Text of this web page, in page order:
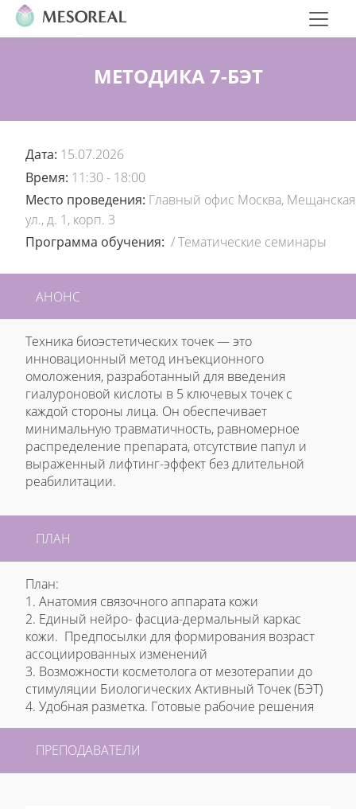
МЕТОДИКА 7-БЭТ
Дата: 15.07.2026
Время: 11:30 - 18:00
Место проведения: Главный офис Москва, Мещанская
ул., д. 1, корп. 3
Программа обучения: /Тематические семинары
АНОНС
Техника биоэстетических точек — это
инновационный метод инъекционного
омоложения, разработанный для введения
гиалуроновой кислоты в 5 ключевых точек с
каждой стороны лица. Он обеспечивает
минимальную травматичность, равномерное
распределение препарата, отсутствие папул и
выраженный лифтинг-эффект без длительной
реабилитации.
ПЛАН
План:
1. Анатомия связочного аппарата кожи
2. Единый нейро- фасциа-дермальный каркас
кожи. Предпосылки для формирования возраст
ассоциированных изменений
3. Возможности косметолога от мезотерапии до
стимуляции Биологических Активный Точек (БЭТ)
4. Удобная разметка. Готовые рабочие решения
ПРЕПОДАВАТЕЛИ